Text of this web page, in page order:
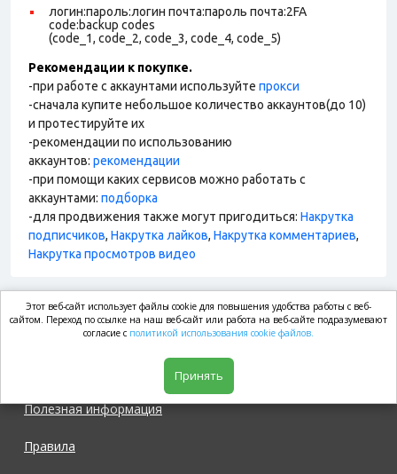
логин:пароль:логин почта:пароль почта:2FA
code:backup codes
(code_1, code_2, code_3, code_4, code_5)
Рекомендации к покупке.
-при работе с аккаунтами используйте прокси
-сначала купите небольшое количество аккаунтов(до 10)
и протестируйте их
-рекомендации по использованию
аккаунтов: рекомендации
-при помощи каких сервисов можно работать с
аккаунтами: подборка
-для продвижения также могут пригодиться: Накрутка
подписчиков, Накрутка лайков, Накрутка комментариев,
Накрутка просмотров видео
market.com
Полезная информация
Правила
Этот веб-сайт использует файлы cookie для повышения удобства работы с веб-
сайтом. Переход по ссылке на наш веб-сайт или работа на веб-сайте подразумевают
согласие с политикой использования cookie файлов.
Принять